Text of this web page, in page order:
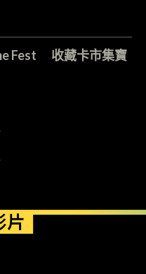
Fest 收藏卡市集寶
片